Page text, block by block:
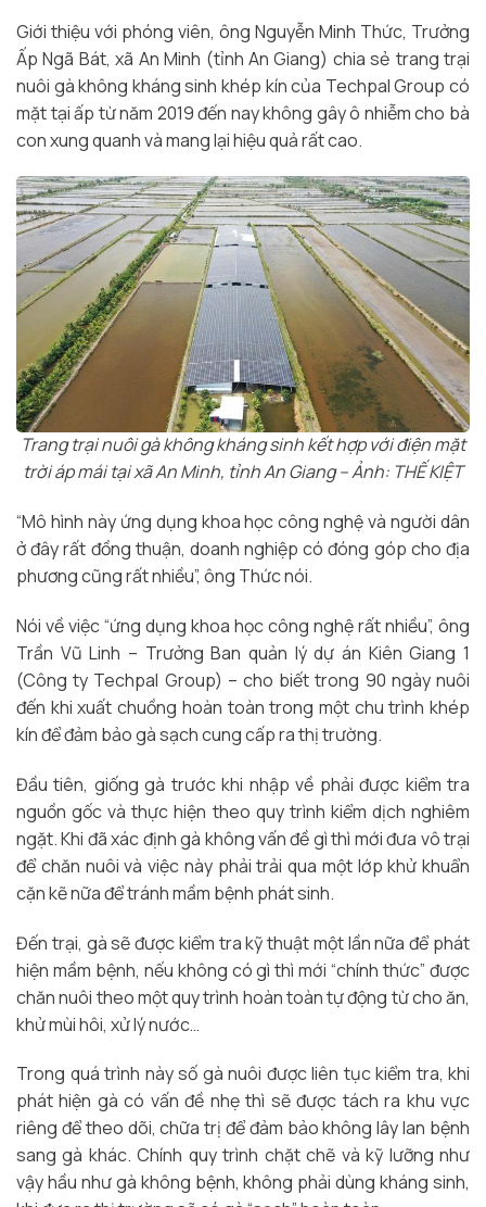
Giới thiệu với phóng viên, ông Nguyễn Minh Thức, Trưởng
Ấp Ngã Bát, xã An Minh (tỉnh An Giang) chia sẻ trang trại
nuôi gà không kháng sinh khép kín của Techpal Group có
mặt tại ấp từ năm 2019 đến nay không gây ô nhiễm cho bà
con xung quanh và mang lại hiệu quả rất cao.
Trang trại nuôi gà không kháng sinh kết hợp với điện mặt
trời áp mái tại xã An Minh, tỉnh An Giang – Ảnh: THẾ KIỆT
“Mô hình này ứng dụng khoa học công nghệ và người dân
ở đây rất đồng thuận, doanh nghiệp có đóng góp cho địa
phương cũng rất nhiều”, ông Thức nói.
Nói về việc “ứng dụng khoa học công nghệ rất nhiều”, ông
Trần Vũ Linh – Trưởng Ban quản lý dự án Kiên Giang 1
(Công ty Techpal Group) – cho biết trong 90 ngày nuôi
đến khi xuất chuồng hoàn toàn trong một chu trình khép
kín để đảm bảo gà sạch cung cấp ra thị trường.
Đầu tiên, giống gà trước khi nhập về phải được kiểm tra
nguồn gốc và thực hiện theo quy trình kiểm dịch nghiêm
ngặt. Khi đã xác định gà không vấn đề gì thì mới đưa vô trại
để chăn nuôi và việc này phải trải qua một lớp khử khuẩn
cặn kẽ nữa để tránh mầm bệnh phát sinh.
Đến trại, gà sẽ được kiểm tra kỹ thuật một lần nữa để phát
hiện mầm bệnh, nếu không có gì thì mới “chính thức” được
chăn nuôi theo một quy trình hoàn toàn tự động từ cho ăn,
khử mùi hôi, xử lý nước…
Trong quá trình này số gà nuôi được liên tục kiểm tra, khi
phát hiện gà có vấn đề nhẹ thì sẽ được tách ra khu vực
riêng để theo dõi, chữa trị để đảm bảo không lây lan bệnh
sang gà khác. Chính quy trình chặt chẽ và kỹ lưỡng như
vậy hầu như gà không bệnh, không phải dùng kháng sinh,